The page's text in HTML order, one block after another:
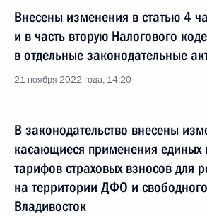
Внесены изменения в статью 4
и в часть вторую Налогового
в отдельные законодательные
21 ноября 2022 года, 14:20
В законодательство внесены
касающиеся применения единых
тарифов страховых взносов для
на территории ДФО и
Владивосток